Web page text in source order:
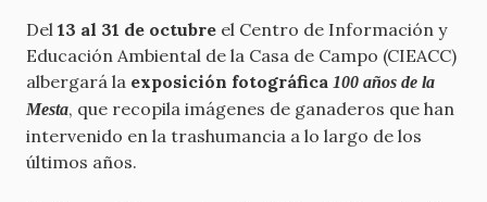
Del 13 al 31 de octubre el Centro de Información y
Educación Ambiental de la Casa de Campo (CIEACC)
albergará la exposición fotográfica 100 años de la
Mesta, que recopila imágenes de ganaderos que han
intervenido en la trashumancia a lo largo de los
últimos años.